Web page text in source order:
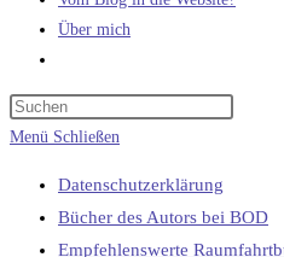
Über mich
umschalten
Menü Schließen
Datenschutzerklärung
Bücher des Autors bei BOD
Empfehlenswerte